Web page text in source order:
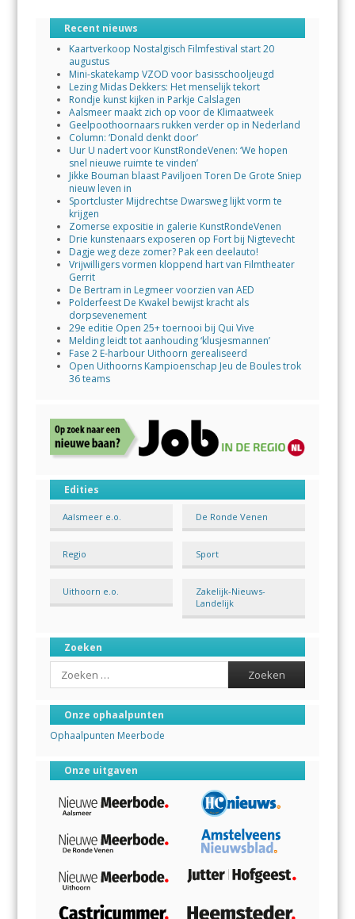
Recent nieuws
Kaartverkoop Nostalgisch Filmfestival start 20
augustus
Mini-skatekamp VZOD voor basisschooljeugd
Lezing Midas Dekkers: Het menselijk tekort
Rondje kunst kijken in Parkje Calslagen
Aalsmeer maakt zich op voor de Klimaatweek
Geelpoothoornaars rukken verder op in Nederland
Column: ‘Donald denkt door’
Uur U nadert voor KunstRondeVenen: ‘We hopen
snel nieuwe ruimte te vinden’
Jikke Bouman blaast Paviljoen Toren De Grote Sniep
nieuw leven in
Sportcluster Mijdrechtse Dwarsweg lijkt vorm te
krijgen
Zomerse expositie in galerie KunstRondeVenen
Drie kunstenaars exposeren op Fort bij Nigtevecht
Dagje weg deze zomer? Pak een deelauto!
Vrijwilligers vormen kloppend hart van Filmtheater
Gerrit
De Bertram in Legmeer voorzien van AED
Polderfeest De Kwakel bewijst kracht als
dorpsevenement
29e editie Open 25+ toernooi bij Qui Vive
Melding leidt tot aanhouding ‘klusjesmannen’
Fase 2 E-harbour Uithoorn gerealiseerd
Open Uithoorns Kampioenschap Jeu de Boules trok
36 teams
Edities
Aalsmeer e.o. De Ronde Venen
Regio Sport
Uithoorn e.o.
Zakelijk-Nieuws-
Landelijk
Zoeken
Search
Onze ophaalpunten
Ophaalpunten Meerbode
Onze uitgaven